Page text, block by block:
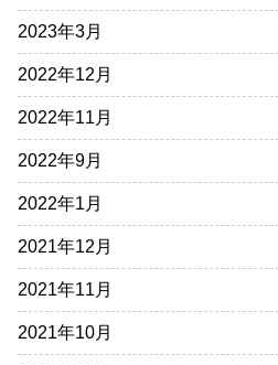
2023年3月
2022年12月
2022年11月
2022年9月
2022年1月
2021年12月
2021年11月
2021年10月